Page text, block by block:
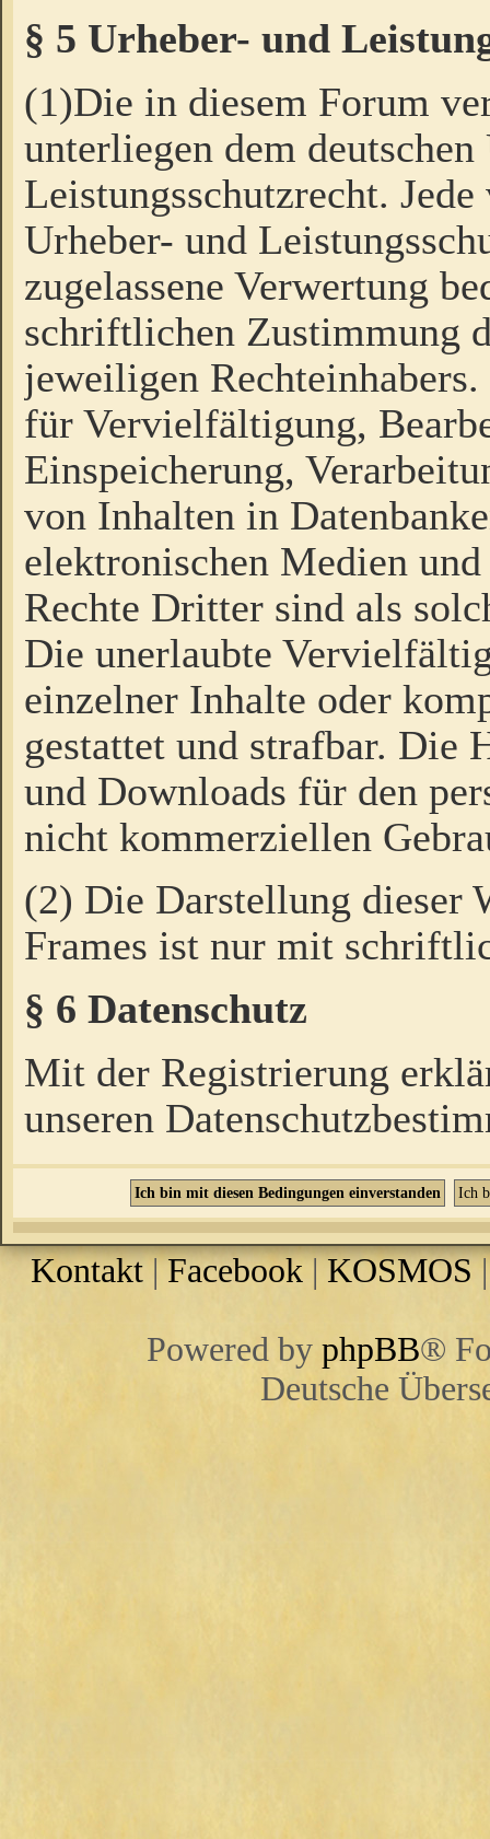
§ 5 Urheber- und
(1)Die in diesem Forum
unterliegen dem
Leistungsschutzrecht.
Urheber- und
zugelassene Verwertung
schriftlichen Zustimmung
jeweiligen
für Vervielfältigung,
Einspeicherung,
von Inhalten in
elektronischen Medien
Rechte Dritter sind als
Die unerlaubte
einzelner Inhalte oder
gestattet und strafbar. Die
und Downloads für den
nicht kommerziellen
(2) Die Darstellung dieser
Frames ist nur mit
§ 6 Datenschutz
Mit der Registrierung
unseren
Kontakt |Facebook | KOSMOS
Powered by phpBB®
Deutsche